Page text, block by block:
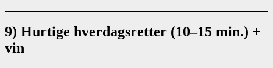
9) Hurtige hverdagsretter (10–15 min.) +
vin